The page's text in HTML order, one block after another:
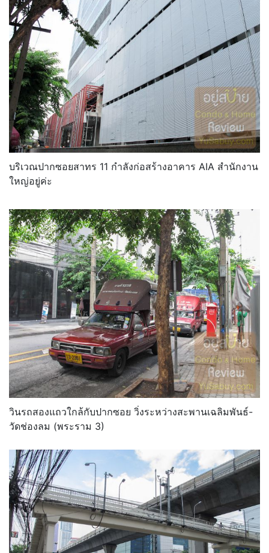
บริเวณปากซอยสาทร 11 กำลังก่อสร้างอาคาร AIA สำนักงาน
ใหญ่อยู่ค่ะ
วินรถสองแถวใกล้กับปากซอย วิ่งระหว่างสะพานเฉลิมพันธ์-
วัดช่องลม (พระราม 3)